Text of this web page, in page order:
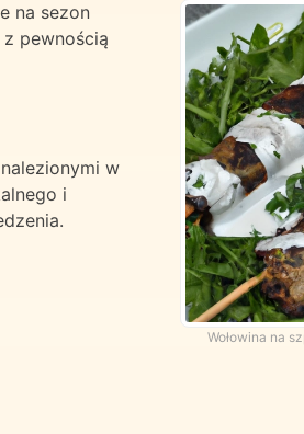
Wołowina na
na sezon
pewnością
w
i